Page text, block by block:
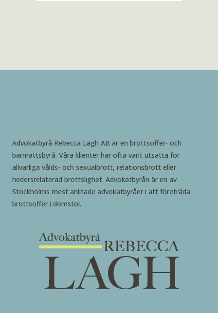
Advokatbyrå Rebecca Lagh AB är en brottsoffer- och
barnrättsbyrå. Våra klienter har ofta varit utsatta för
allvarliga vålds- och sexualbrott, relationsbrott eller
hedersrelaterad brottslighet. Advokatbyrån är en av
Stockholms mest anlitade advokatbyråer i att företräda
brottsoffer i domstol.